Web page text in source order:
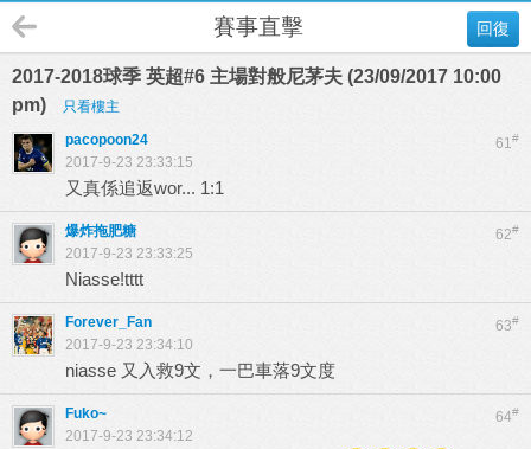
回復
賽事直擊
2017-2018球季 英超#6 主場對般尼茅夫 (23/09/2017 10:00
pm)
只看樓主
61#
pacopoon24
2017-9-23 23:33:15
又真係追返wor... 1:1
62#
爆炸拖肥糖
2017-9-23 23:33:25
Niasse!tttt
63#
Forever_Fan
2017-9-23 23:34:10
niasse 又入救9文，一巴車落9文度
64#
Fuko~
2017-9-23 23:34:12